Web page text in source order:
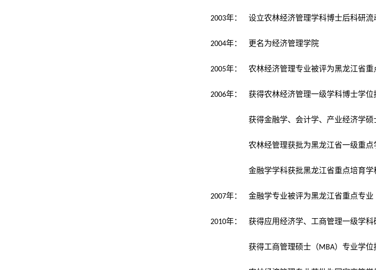
2003年： 设立农林经济管理学科博士后科研流
2004年： 更名为经济管理学院
2005年： 农林经济管理专业被评为黑龙江省重
2006年： 获得农林经济管理一级学科博士学位
获得金融学、会计学、产业经济学硕
农林经管理获批为黑龙江省一级重点
金融学学科获批黑龙江省重点培育学
2007年： 金融学专业被评为黑龙江省重点专业
2010年： 获得应用经济学、工商管理一级学科
获得工商管理硕士（MBA）专业学位